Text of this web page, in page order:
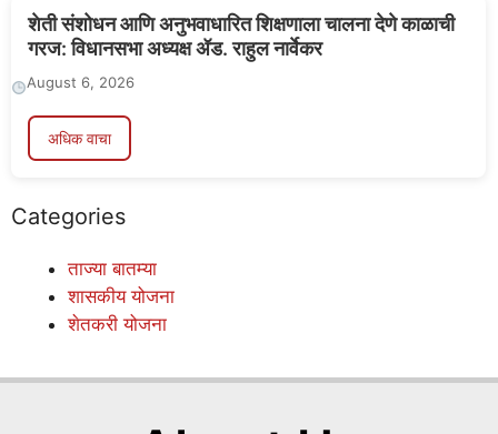
शेती संशोधन आणि अनुभवाधारित शिक्षणाला चालना देणे काळाची
गरज: विधानसभा अध्यक्ष ॲड. राहुल नार्वेकर
August 6, 2026
अधिक वाचा
Categories
ताज्या बातम्या
शासकीय योजना
शेतकरी योजना